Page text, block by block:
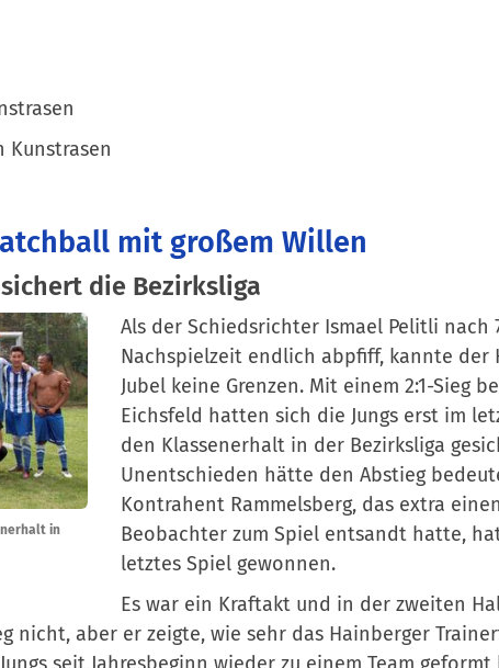
Kunstrasen
mit großem Willen
sichert die Bezirksliga
in
Als der Schiedsrichter Ismael Pelitli nach
Nachspielzeit endlich abpfiff, kannte der
Jubel keine Grenzen. Mit einem 2:1-Sieg
Eichsfeld hatten sich die Jungs erst im
den Klassenerhalt in der Bezirksliga
Unentschieden hätte den Abstieg
Kontrahent Rammelsberg, das extra einen
Beobachter zum Spiel entsandt hatte,
letztes Spiel gewonnen.
Es war ein Kraftakt und in der zweiten
nicht, aber er zeigte, wie sehr das Hainberger